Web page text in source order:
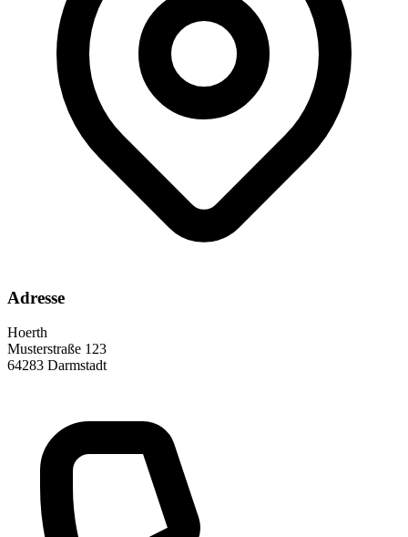
Adresse
Hoerth
Musterstraße 123
64283 Darmstadt